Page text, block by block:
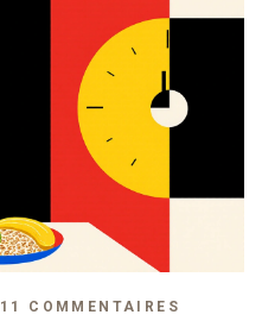
11 COMMENTAIRES